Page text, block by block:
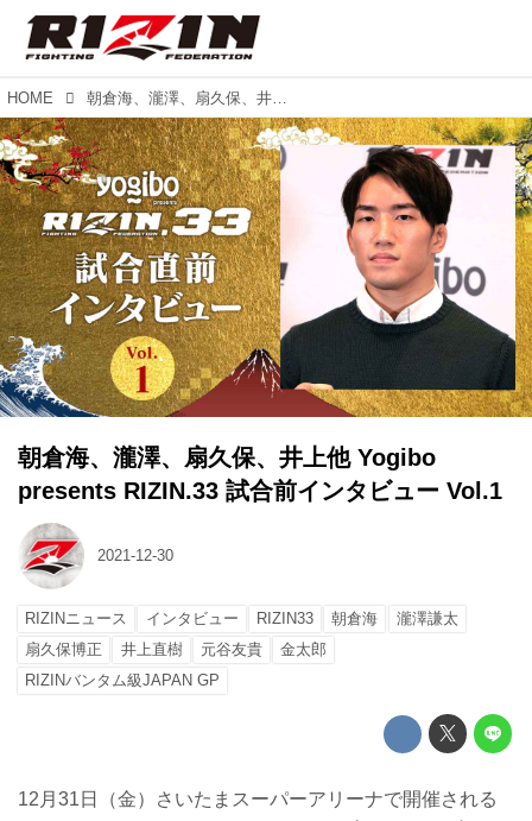
HOME 朝倉海、瀧澤、扇久保、井上他 Yogibo presents RIZIN.33 試合前インタビュー Vol.1
朝倉海、瀧澤、扇久保、井上他 Yogibo
presents RIZIN.33 試合前インタビュー Vol.1
2021-12-30
RIZINニュース インタビュー RIZIN33 朝倉海
瀧澤謙太
扇久保博正
井上直樹 元谷友貴
金太郎
RIZINバンタム級JAPAN GP
12月31日（金）さいたまスーパーアリーナで開催される